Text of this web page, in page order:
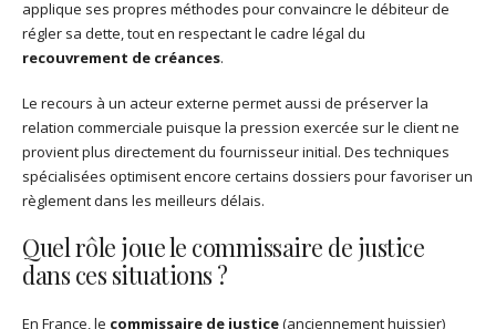
applique ses propres méthodes pour convaincre le débiteur de
régler sa dette, tout en respectant le cadre légal du
recouvrement de créances.
Le recours à un acteur externe permet aussi de préserver la
relation commerciale puisque la pression exercée sur le client ne
provient plus directement du fournisseur initial. Des techniques
spécialisées optimisent encore certains dossiers pour favoriser un
règlement dans les meilleurs délais.
Quel rôle joue le commissaire de justice
dans ces situations ?
En France, le commissaire de justice(anciennement huissier)